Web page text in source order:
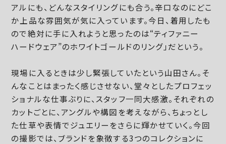
アルにも、どんなスタイリングにも合う。辛口なのにどこ
か上品な雰囲気が気に入っています。今日、着用したも
ので絶対に手に入れようと思ったのは“ティファニー
ハードウェア”のホワイトゴールドのリング」だという。
現場に入るときは少し緊張していたという山田さん。そ
んなことはまったく感じさせない、堂々としたプロフェッ
ショナルな仕事ぶりに、スタッフ一同大感激。それぞれの
カットごとに、アングルや構図を考えながら、ちょっとし
た仕草や表情でジュエリーをさらに輝かせていく。今回
の撮影では、ブランドを象徴する3つのコレクションに